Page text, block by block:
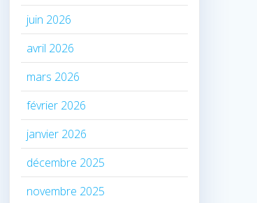
juin 2026
avril 2026
mars 2026
février 2026
janvier 2026
décembre 2025
novembre 2025